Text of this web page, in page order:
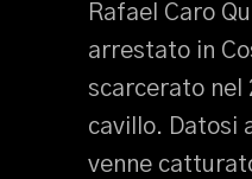
Rafael Caro
arrestato in
scarcerato nel
cavillo. Datosi
venne